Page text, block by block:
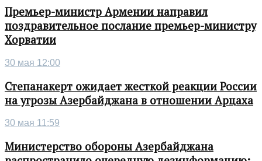
Премьер-министр Армении направил
поздравительное послание премьер-министру
Хорватии
30 мая 12:00
Степанакерт ожидает жесткой реакции России
на угрозы Азербайджана в отношении Арцаха
30 мая 11:59
Министерство обороны Азербайджана